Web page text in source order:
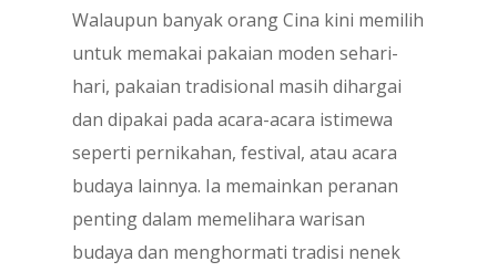
Walaupun banyak orang Cina kini memilih
untuk memakai pakaian moden sehari-
hari, pakaian tradisional masih dihargai
dan dipakai pada acara-acara istimewa
seperti pernikahan, festival, atau acara
budaya lainnya. Ia memainkan peranan
penting dalam memelihara warisan
budaya dan menghormati tradisi nenek